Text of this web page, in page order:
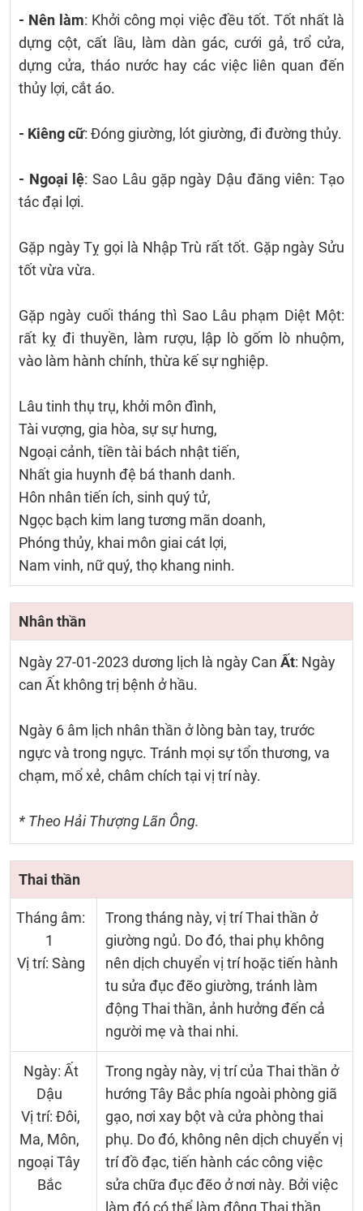
- Nên làm: Khởi công mọi việc đều tốt. Tốt nhất là
dựng cột, cất lầu, làm dàn gác, cưới gả, trổ cửa,
dựng cửa, tháo nước hay các việc liên quan đến
thủy lợi, cắt áo.
- Kiêng cữ: Đóng giường, lót giường, đi đường thủy.
- Ngoại lệ: Sao Lâu gặp ngày Dậu đăng viên: Tạo
tác đại lợi.
Gặp ngày Tỵ gọi là Nhập Trù rất tốt. Gặp ngày Sửu
tốt vừa vừa.
Gặp ngày cuối tháng thì Sao Lâu phạm Diệt Một:
rất kỵ đi thuyền, làm rượu, lập lò gốm lò nhuộm,
vào làm hành chính, thừa kế sự nghiệp.
Lâu tinh thụ trụ, khởi môn đình,
Tài vượng, gia hòa, sự sự hưng,
Ngoại cảnh, tiền tài bách nhật tiến,
Nhất gia huynh đệ bá thanh danh.
Hôn nhân tiến ích, sinh quý tử,
Ngọc bạch kim lang tương mãn doanh,
Phóng thủy, khai môn giai cát lợi,
Nam vinh, nữ quý, thọ khang ninh.
Nhân thần
Ngày 27-01-2023 dương lịch là ngày Can Ất: Ngày
can Ất không trị bệnh ở hầu.
Ngày 6 âm lịch nhân thần ở lòng bàn tay, trước
ngực và trong ngực. Tránh mọi sự tổn thương, va
chạm, mổ xẻ, châm chích tại vị trí này.
* Theo Hải Thượng Lãn Ông.
Thai thần
Tháng âm:
1
Vị trí: Sàng
Trong tháng này, vị trí Thai thần ở
giường ngủ. Do đó, thai phụ không
nên dịch chuyển vị trí hoặc tiến hành
tu sửa đục đẽo giường, tránh làm
động Thai thần, ảnh hưởng đến cả
người mẹ và thai nhi.
Ngày: Ất
Dậu
Vị trí: Đôi,
Ma, Môn,
ngoại Tây
Bắc
Trong ngày này, vị trí của Thai thần ở
hướng Tây Bắc phía ngoài phòng giã
gạo, nơi xay bột và cửa phòng thai
phụ. Do đó, không nên dịch chuyển vị
trí đồ đạc, tiến hành các công việc
sửa chữa đục đẽo ở nơi này. Bởi việc
làm đó có thể làm động Thai thần,